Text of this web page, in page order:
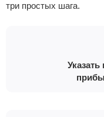
три простых шага.